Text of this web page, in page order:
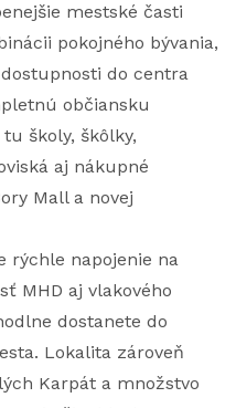
mestské časti
pokojného bývania,
do centra
občiansku
školy, škôlky,
aj nákupné
Mall a novej
rýchle napojenie na
MHD aj vlakového
dostanete do
Lokalita zároveň
Karpát a množstvo